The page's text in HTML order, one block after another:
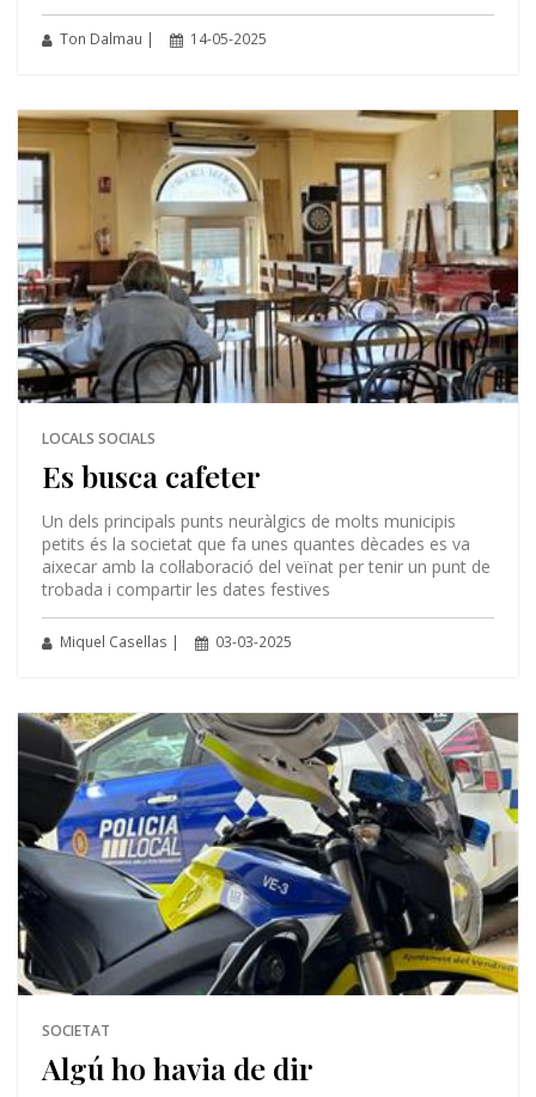
Ton Dalmau | 14-05-2025
LOCALS SOCIALS
Es busca cafeter
Un dels principals punts neuràlgics de molts municipis
petits és la societat que fa unes quantes dècades es va
aixecar amb la col·laboració del veïnat per tenir un punt de
trobada i compartir les dates festives
Miquel Casellas | 03-03-2025
SOCIETAT
Algú ho havia de dir